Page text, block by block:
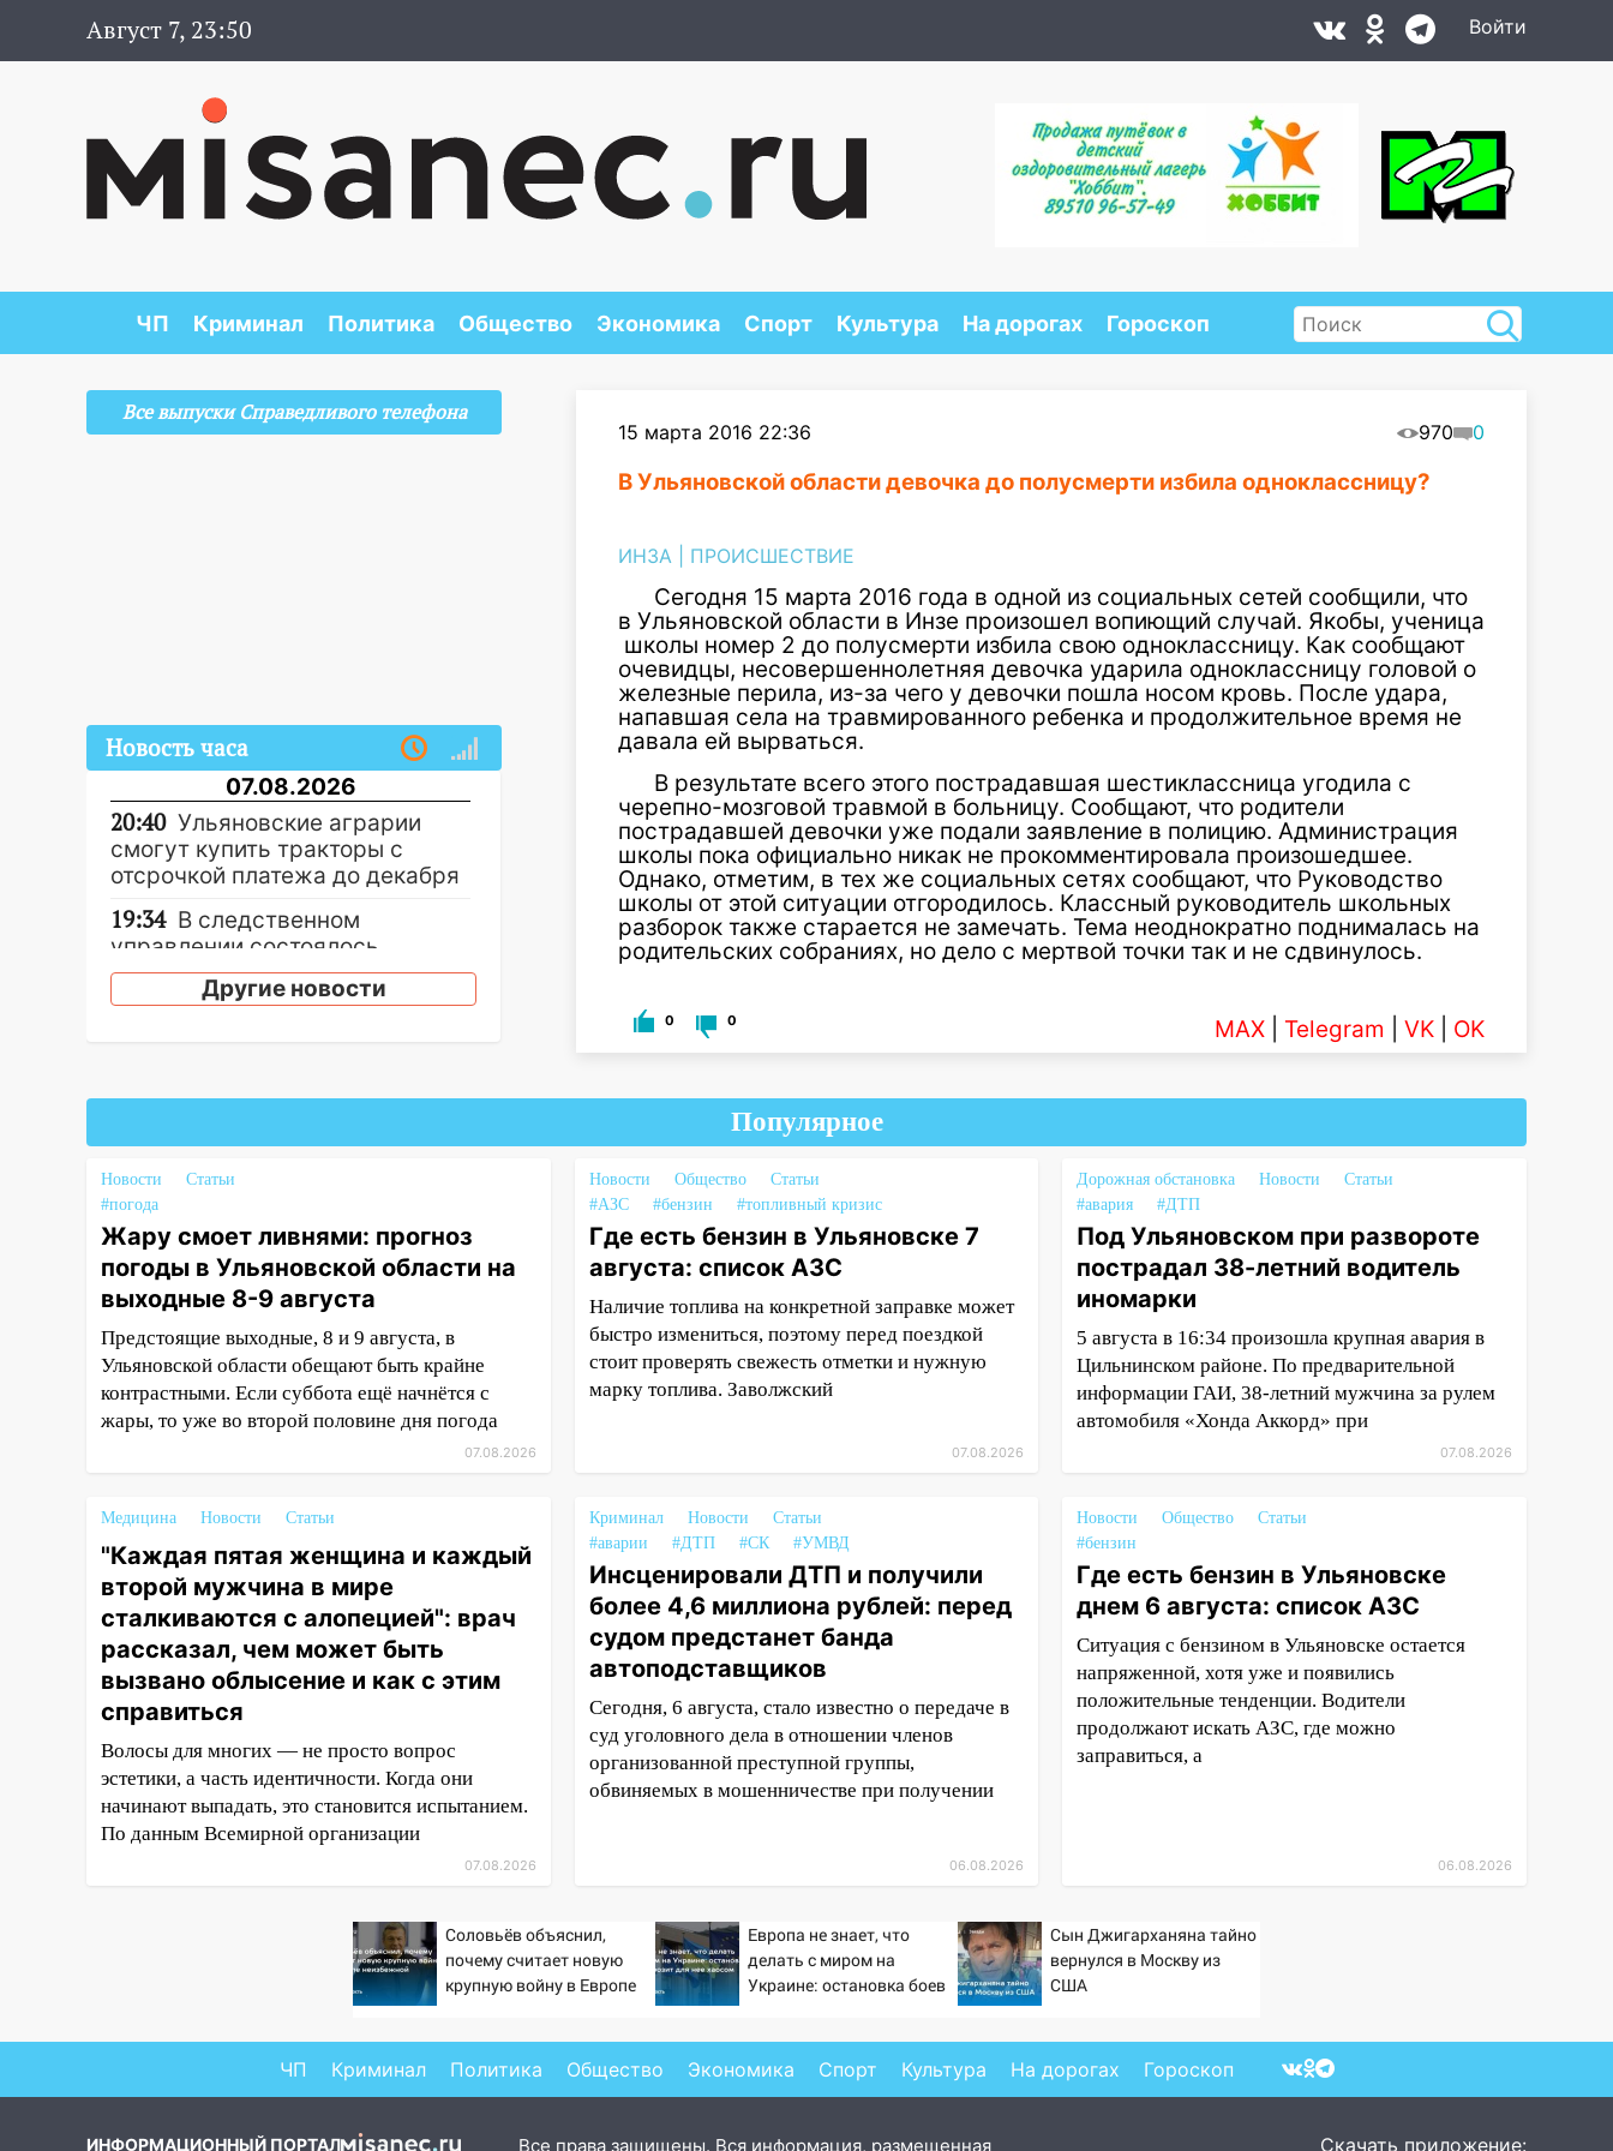
Август 7, 23:50 Войти
ЧП Криминал Политика Общество Экономика Спорт Культура На дорогах Гороскоп
15 марта 2016 22:36 970 0
В Ульяновской области девочка до полусмерти избила одноклассницу?
ИНЗА ПРОИСШЕСТВИЕ
Сегодня 15 марта 2016 года в одной из социальных сетей сообщили, что
в Ульяновской области в Инзе произошел вопиющий случай. Якобы, ученица
школы номер 2 до полусмерти избила свою одноклассницу. Как сообщают
очевидцы, несовершеннолетняя девочка ударила одноклассницу головой о
железные перила, из-за чего у девочки пошла носом кровь. После удара,
напавшая села на травмированного ребенка и продолжительное время не
давала ей вырваться.
В результате всего этого пострадавшая шестиклассница угодила с
черепно-мозговой травмой в больницу. Сообщают, что родители
пострадавшей девочки уже подали заявление в полицию. Администрация
школы пока официально никак не прокомментировала произошедшее.
Однако, отметим, в тех же социальных сетях сообщают, что Руководство
школы от этой ситуации отгородилось. Классный руководитель школьных
разборок также старается не замечать. Тема неоднократно поднималась на
родительских собраниях, но дело с мертвой точки так и не сдвинулось.
0 0 MAX Telegram VK OK
Все выпуски Справедливого телефона
Новость часа
07.08.2026
20:40 Ульяновские аграрии
смогут купить тракторы с
отсрочкой платежа до декабря
19:34 В следственном
управлении состоялось
торжественное мероприятие,
приуроченное к празднованию
поддержать «Симбирскую
чебурашку» на фестивале
«ФормАРТ»
18:11 Ульяновская область
стала пилотным регионом
проекта «Культурное
долголетие»
17:16 В реанимацию
Ульяновской областной
больницы поступили шесть
ремонтируют дороги, ставят
остановки и проводят новое
освещение
16:35 В Ульяновске установили
ещё девять бункеров для
крупногабаритного мусора
16:26 В Ульяновске бесплатно
покажут матч «Волги» под
открытым небом
16:12 В Ульяновском
госуниверситете разработают
Ульяновцы могут
вернуть деньги за абонементы
закрывшегося фитнес-клуба
После вмешательства
прокуратуры в селах
в порядок детские площадки
Другие новости
Популярное
Новости
Статьи
#погода
Жару смоет ливнями: прогноз
погоды в Ульяновской области на
выходные 8-9 августа
Предстоящие выходные, 8 и 9 августа, в
Ульяновской области обещают быть крайне
контрастными. Если суббота ещё начнётся с
жары, то уже во второй половине дня погода
07.08.2026
Новости Общество
Статьи
#АЗС
#бензин #топливный кризис
Где есть бензин в Ульяновске 7
августа: список АЗС
Наличие топлива на конкретной заправке может
быстро измениться, поэтому перед поездкой
стоит проверять свежесть отметки и нужную
марку топлива. Заволжский
07.08.2026
Дорожная обстановка Новости
Статьи
#авария
#ДТП
Под Ульяновском при развороте
пострадал 38-летний водитель
иномарки
5 августа в 16:34 произошла крупная авария в
Цильнинском районе. По предварительной
информации ГАИ, 38-летний мужчина за рулем
автомобиля «Хонда Аккорд» при
07.08.2026
Медицина Новости Статьи
"Каждая пятая женщина и каждый
второй мужчина в мире
сталкиваются с алопецией": врач
рассказал, чем может быть
вызвано облысение и как с этим
справиться
Волосы для многих — не просто вопрос
эстетики, а часть идентичности. Когда они
начинают выпадать, это становится испытанием.
По данным Всемирной организации
07.08.2026
Криминал Новости
Статьи
#аварии
#ДТП #СК #УМВД
Инсценировали ДТП и получили
более 4,6 миллиона рублей: перед
судом предстанет банда
автоподставщиков
Сегодня, 6 августа, стало известно о передаче в
суд уголовного дела в отношении членов
организованной преступной группы,
обвиняемых в мошенничестве при получении
06.08.2026
Новости Общество
Статьи
#бензин
Где есть бензин в Ульяновске
днем 6 августа: список АЗС
Ситуация с бензином в Ульяновске остается
напряженной, хотя уже и появились
положительные тенденции. Водители
продолжают искать АЗС, где можно
заправиться, а
06.08.2026
Соловьёв объяснил,
почему считает новую
крупную войну в Европе
Европа не знает, что
делать с миром на
Украине: остановка боев
Сын Джигарханяна тайно
вернулся в Москву из
США
ЧП Криминал Политика Общество Экономика Спорт Культура На дорогах Гороскоп
ИНФОРМАЦИОННЫЙ ПОРТАЛ
Все права защищены. Вся информация, размещенная
Скачать приложение: